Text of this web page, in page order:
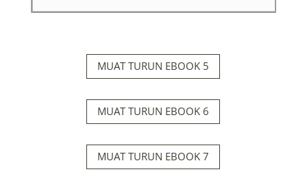
MUAT TURUN EBOOK 5
MUAT TURUN EBOOK 6
MUAT TURUN EBOOK 7